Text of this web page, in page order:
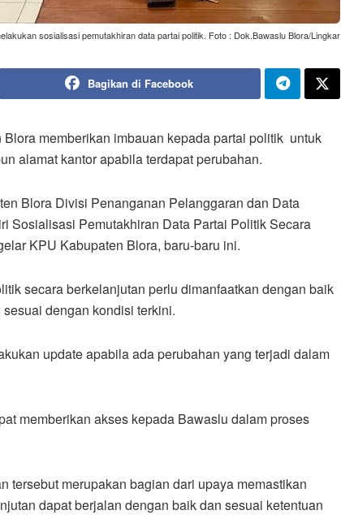
sosialisasi pemutakhiran data partai politik. Foto : Dok.Bawaslu Blora/Lingkar
Bagikan di Facebook
memberikan imbauan kepada partai politik untuk
alamat kantor apabila terdapat perubahan.
Blora Divisi Penanganan Pelanggaran dan Data
Sosialisasi Pemutakhiran Data Partai Politik Secara
KPU Kabupaten Blora, baru-baru ini.
secara berkelanjutan perlu dimanfaatkan dengan baik
dengan kondisi terkini.
update apabila ada perubahan yang terjadi dalam
memberikan akses kepada Bawaslu dalam proses
tersebut merupakan bagian dari upaya memastikan
dapat berjalan dengan baik dan sesuai ketentuan